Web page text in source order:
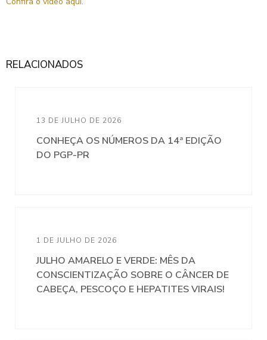
RELACIONADOS
13 DE JULHO DE 2026
CONHEÇA OS NÚMEROS DA 14ª EDIÇÃO
DO PGP-PR
1 DE JULHO DE 2026
JULHO AMARELO E VERDE: MÊS DA
CONSCIENTIZAÇÃO SOBRE O CÂNCER DE
CABEÇA, PESCOÇO E HEPATITES VIRAIS!